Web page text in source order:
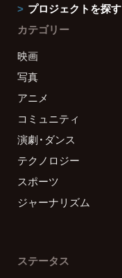
プロジェクトを探す
カテゴリー
映画
写真
アニメ
コミュニティ
演劇・ダンス
テクノロジー
スポーツ
ジャーナリズム
ステータス